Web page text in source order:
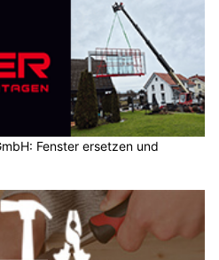
Fenster ersetzen und